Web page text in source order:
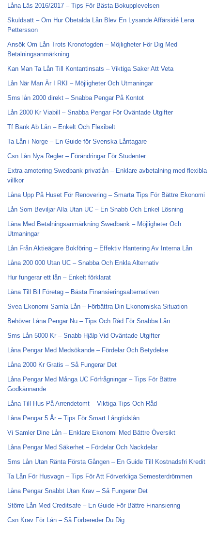
Låna Läs 2016/2017 – Tips För Bästa Bokupplevelsen
Skuldsatt – Om Hur Obetalda Lån Blev En Lysande Affärsidé Lena
Pettersson
Ansök Om Lån Trots Kronofogden – Möjligheter För Dig Med
Betalningsanmärkning
Kan Man Ta Lån Till Kontantinsats – Viktiga Saker Att Veta
Lån När Man Är I RKI – Möjligheter Och Utmaningar
Sms lån 2000 direkt – Snabba Pengar På Kontot
Lån 2000 Kr Viabill – Snabba Pengar För Oväntade Utgifter
Tf Bank Ab Lån – Enkelt Och Flexibelt
Ta Lån i Norge – En Guide för Svenska Låntagare
Csn Lån Nya Regler – Förändringar För Studenter
Extra amotering Swedbank privatlån – Enklare avbetalning med flexibla
villkor
Låna Upp På Huset För Renovering – Smarta Tips För Bättre Ekonomi
Lån Som Beviljar Alla Utan UC – En Snabb Och Enkel Lösning
Låna Med Betalningsanmärkning Swedbank – Möjligheter Och
Utmaningar
Lån Från Aktieägare Bokföring – Effektiv Hantering Av Interna Lån
Låna 200 000 Utan UC – Snabba Och Enkla Alternativ
Hur fungerar ett lån – Enkelt förklarat
Låna Till Bil Företag – Bästa Finansieringsalternativen
Svea Ekonomi Samla Lån – Förbättra Din Ekonomiska Situation
Behöver Låna Pengar Nu – Tips Och Råd För Snabba Lån
Sms Lån 5000 Kr – Snabb Hjälp Vid Oväntade Utgifter
Låna Pengar Med Medsökande – Fördelar Och Betydelse
Låna 2000 Kr Gratis – Så Fungerar Det
Låna Pengar Med Många UC Förfrågningar – Tips För Bättre
Godkännande
Låna Till Hus På Arrendetomt – Viktiga Tips Och Råd
Låna Pengar 5 År – Tips För Smart Långtidslån
Vi Samler Dine Lån – Enklare Ekonomi Med Bättre Översikt
Låna Pengar Med Säkerhet – Fördelar Och Nackdelar
Sms Lån Utan Ränta Första Gången – En Guide Till Kostnadsfri Kredit
Ta Lån För Husvagn – Tips För Att Förverkliga Semesterdrömmen
Låna Pengar Snabbt Utan Krav – Så Fungerar Det
Större Lån Med Creditsafe – En Guide För Bättre Finansiering
Csn Krav För Lån – Så Förbereder Du Dig